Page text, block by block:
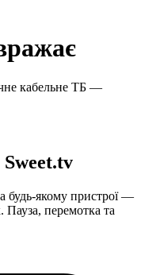
кабельне ТБ —
Sweet.tv
будь-якому пристрої —
перемотка та